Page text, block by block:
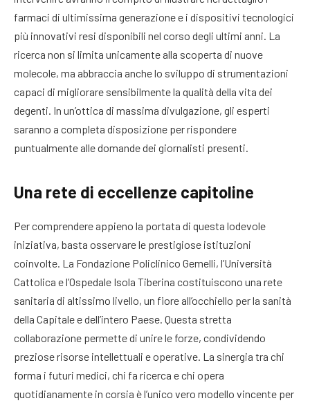
farmaci di ultimissima generazione e i dispositivi tecnologici
più innovativi resi disponibili nel corso degli ultimi anni. La
ricerca non si limita unicamente alla scoperta di nuove
molecole, ma abbraccia anche lo sviluppo di strumentazioni
capaci di migliorare sensibilmente la qualità della vita dei
degenti. In un’ottica di massima divulgazione, gli esperti
saranno a completa disposizione per rispondere
puntualmente alle domande dei giornalisti presenti.
Una rete di eccellenze capitoline
Per comprendere appieno la portata di questa lodevole
iniziativa, basta osservare le prestigiose istituzioni
coinvolte. La Fondazione Policlinico Gemelli, l’Università
Cattolica e l’Ospedale Isola Tiberina costituiscono una rete
sanitaria di altissimo livello, un fiore all’occhiello per la sanità
della Capitale e dell’intero Paese . Questa stretta
collaborazione permette di unire le forze, condividendo
preziose risorse intellettuali e operative. La sinergia tra chi
forma i futuri medici, chi fa ricerca e chi opera
quotidianamente in corsia è l’unico vero modello vincente per